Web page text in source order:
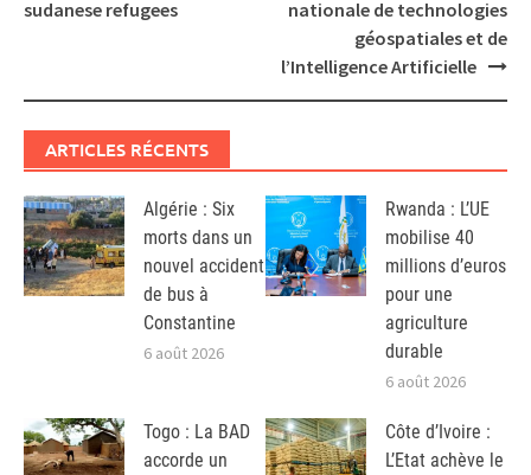
sudanese refugees
nationale de technologies
géospatiales et de
l’Intelligence Artificielle
ARTICLES RÉCENTS
Algérie : Six
morts dans un
nouvel accident
de bus à
Constantine
6 août 2026
Rwanda : L’UE
mobilise 40
millions d’euros
pour une
agriculture
durable
6 août 2026
Togo : La BAD
accorde un
Côte d’Ivoire :
L’Etat achève le